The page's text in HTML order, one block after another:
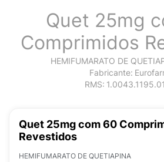
Quet 25mg
Comprimidos
HEMIFUMARATO DE
Fabricante:
RMS:
Quet 25mg com 60
Revestidos
HEMIFUMARATO DE QUETIAPINA